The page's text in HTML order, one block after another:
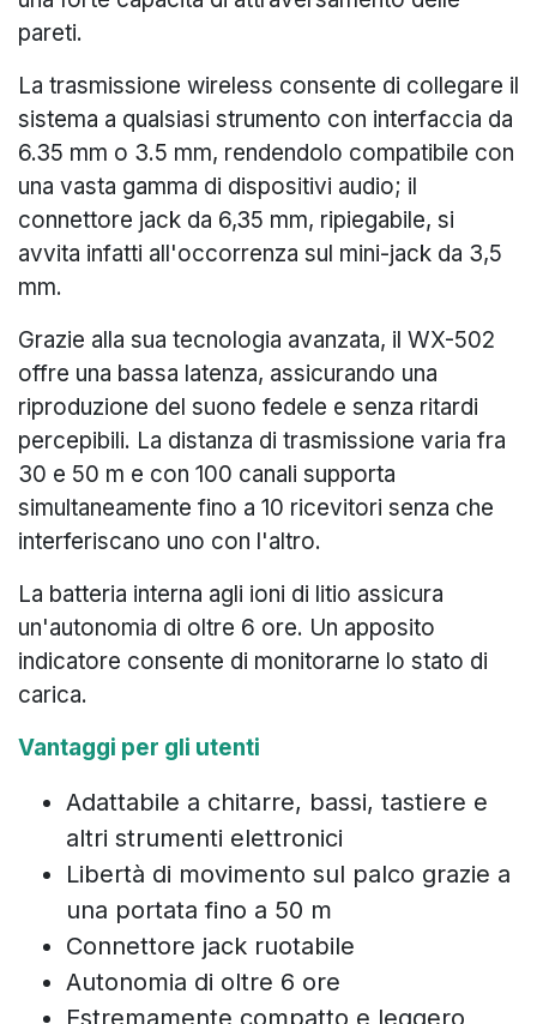
pareti.
La trasmissione wireless consente di collegare il
sistema a qualsiasi strumento con interfaccia da
6.35 mm o 3.5 mm, rendendolo compatibile con
una vasta gamma di dispositivi audio; il
connettore jack da 6,35 mm, ripiegabile, si
avvita infatti all'occorrenza sul mini-jack da 3,5
mm.
Grazie alla sua tecnologia avanzata, il WX-502
offre una bassa latenza, assicurando una
riproduzione del suono fedele e senza ritardi
percepibili. La distanza di trasmissione varia fra
30 e 50 m e con 100 canali supporta
simultaneamente fino a 10 ricevitori senza che
interferiscano uno con l'altro.
La batteria interna agli ioni di litio assicura
un'autonomia di oltre 6 ore. Un apposito
indicatore consente di monitorarne lo stato di
carica.
Vantaggi per gli utenti
Adattabile a chitarre, bassi, tastiere e
altri strumenti elettronici
Libertà di movimento sul palco grazie a
una portata fino a 50 m
Connettore jack ruotabile
Autonomia di oltre 6 ore
Estremamente compatto e leggero